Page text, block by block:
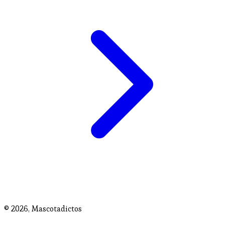
© 2026, Mascotadictos